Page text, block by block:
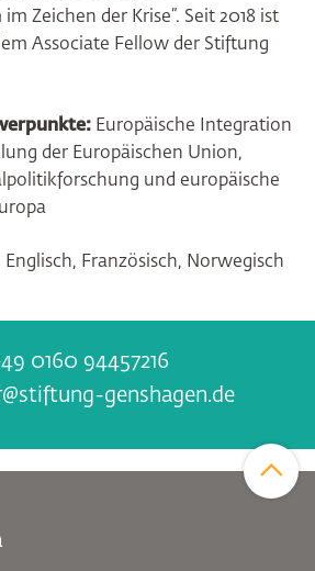
Zeichen der Krise“. Seit 2018 ist
Associate Fellow der Stiftung
Europäische Integration
der Europäischen Union,
und europäische
Englisch, Französisch, Norwegisch
0160 94457216
genshagen.de
Zum